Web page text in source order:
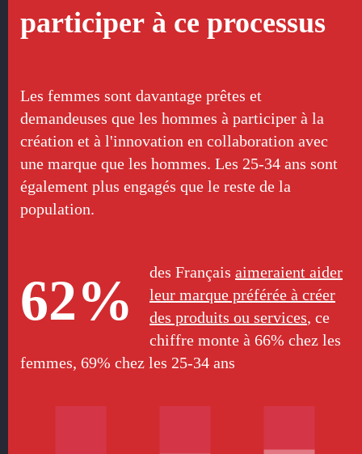
participer à ce processus
Les femmes sont davantage prêtes et
demandeuses que les hommes à participer à la
création et à l'innovation en collaboration avec
une marque que les hommes. Les 25-34 ans sont
également plus engagés que le reste de la
population.
62% des Français aimeraient aider
leur marque préférée à créer
des produits ou services, ce
chiffre monte à 66% chez les
femmes, 69% chez les 25-34 ans